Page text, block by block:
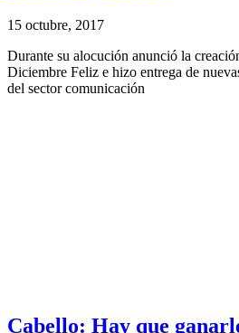
15 octubre, 2017
Durante su alocución anunció la
Diciembre Feliz e hizo entrega de
del sector comunicación
Cabello: Hay que